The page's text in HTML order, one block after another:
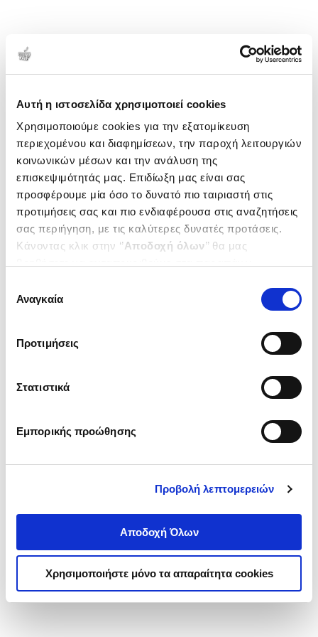
Αυτή η ιστοσελίδα χρησιμοποιεί cookies
Χρησιμοποιούμε cookies για την εξατομίκευση
περιεχομένου και διαφημίσεων, την παροχή λειτουργιών
κοινωνικών μέσων και την ανάλυση της
επισκεψιμότητάς μας. Επιδίωξη μας είναι σας
προσφέρουμε μία όσο το δυνατό πιο ταιριαστή στις
προτιμήσεις σας και πιο ενδιαφέρουσα στις αναζητήσεις
σας περιήγηση, με τις καλύτερες δυνατές προτάσεις.
Κάνοντας κλικ στην ‘’Αποδοχή όλων’’ θα μας
ενδιαφέρουν και να επιλέξετε από τα παρακάτω με την
΄΄και να ενημερωθείτε σχετικά με
συγκατάθεσης
Αναγκαία
Προτιμήσεις
Στατιστικά
Εμπορικής προώθησης
Προβολή λεπτομερειών
Αποδοχή Όλων
Χρησιμοποιήστε μόνο τα απαραίτητα cookies